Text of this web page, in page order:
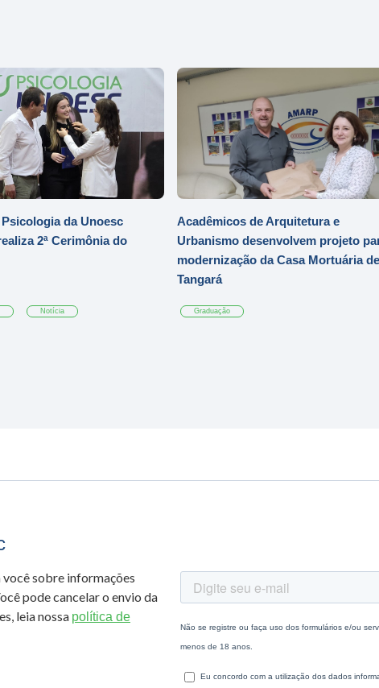
da Unoesc
2ª Cerimônia do
Notícia
Acadêmicos de Arquitetura e
Urbanismo desenvolvem projeto
modernização da Casa Mortuária de
Tangará
Graduação
sobre informações
pode cancelar o envio da
leia nossa política de